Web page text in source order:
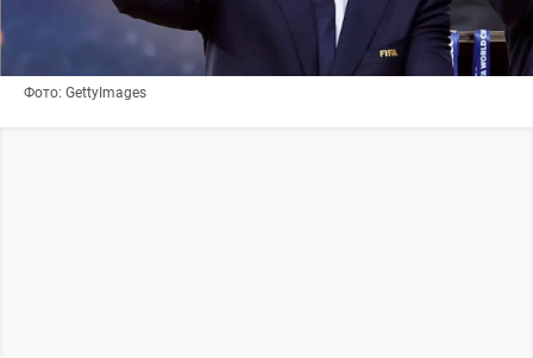
Фото: GettyImages